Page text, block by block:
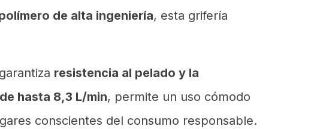
de alta ingeniería, esta grifería
resistencia al pelado y la
hasta 8,3 L/min, permite un uso cómodo
conscientes del consumo responsable.